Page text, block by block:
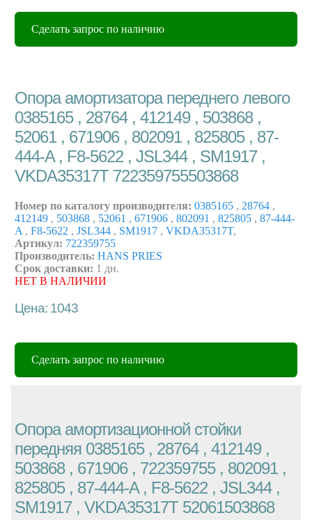
Сделать запрос по наличию
Опора амортизатора переднего левого
0385165 , 28764 , 412149 , 503868 ,
52061 , 671906 , 802091 , 825805 , 87-
444-A , F8-5622 , JSL344 , SM1917 ,
VKDA35317T 722359755503868
Номер по каталогу производителя: 0385165 , 28764 ,
412149 , 503868 , 52061 , 671906 , 802091 , 825805 , 87-444-
A , F8-5622 , JSL344 , SM1917 , VKDA35317T,
Артикул: 722359755
Производитель: HANS PRIES
Срок доставки: 1 дн.
НЕТ В НАЛИЧИИ
Цена: 1043
Сделать запрос по наличию
Опора амортизационной стойки
передняя 0385165 , 28764 , 412149 ,
503868 , 671906 , 722359755 , 802091 ,
825805 , 87-444-A , F8-5622 , JSL344 ,
SM1917 , VKDA35317T 52061503868